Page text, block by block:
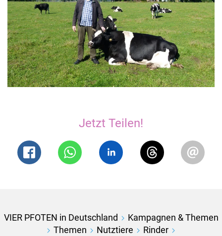
Jetzt Teilen!
VIER PFOTEN in Deutschland
Kampagnen & Themen
Themen
Nutztiere
Rinder